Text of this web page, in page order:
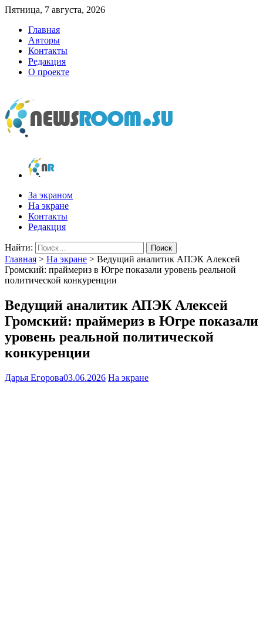
Пятница, 7 августа, 2026
Главная
Авторы
Контакты
Редакция
О проекте
newsroom.su
Новости о новостях
За экраном
На экране
Контакты
Редакция
Найти:
Главная > На экране > Ведущий аналитик АПЭК Алексей
Громский: праймериз в Югре показали уровень реальной
политической конкуренции
Ведущий аналитик АПЭК Алексей
Громский: праймериз в Югре показали
уровень реальной политической
конкуренции
Дарья Егорова03.06.2026 На экране